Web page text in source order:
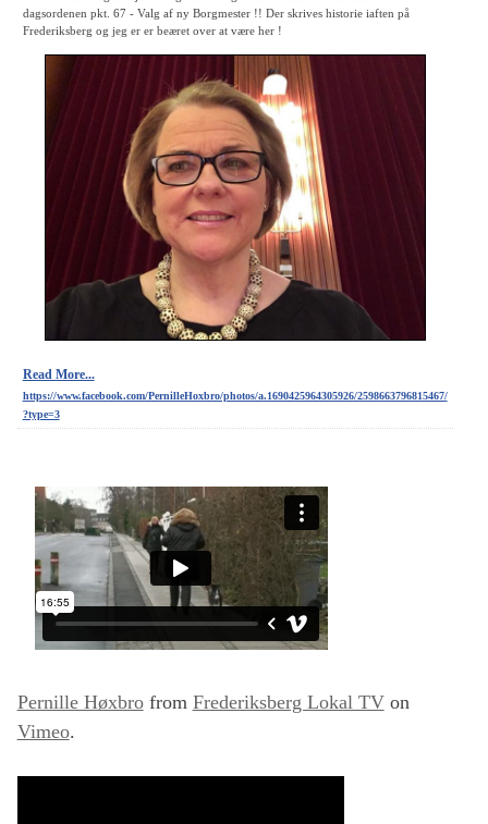
dagsordenen pkt. 67 - Valg af ny Borgmester !! Der skrives historie iaften på
Frederiksberg og jeg er er beæret over at være her !
Read More...
https://www.facebook.com/PernilleHoxbro/photos/a.1690425964305926/2598663796815467/
?type=3
Pernille Høxbrofrom Frederiksberg Lokal TVon
Vimeo.